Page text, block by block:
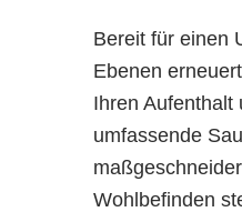
Bereit für einen
Ebenen
Ihren Aufenthalt
umfassende
Wohlbefinden